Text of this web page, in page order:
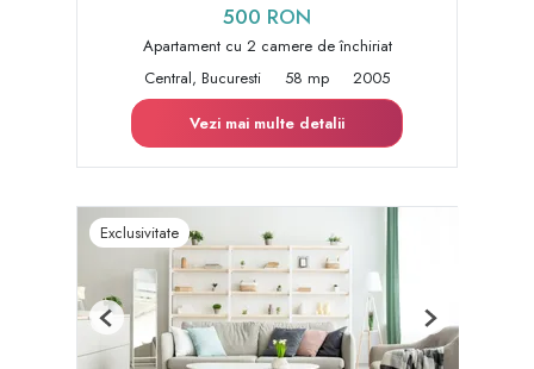
500 RON
Apartament cu 2 camere de închiriat
Central, Bucuresti
58 mp
2005
Vezi mai multe detalii
Exclusivitate
Previous Next